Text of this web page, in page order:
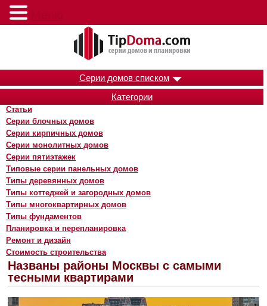
Серии домов списком
Категории
Статьи
Серии блочных домов
Серии кирпичных домов
Серии монолитных домов
Серии пятиэтажек
Типовые серии панельных домов
Типы деревянных домов
Типы коттеджей и загородных домов
Типы многоквартирных домов
Типы фундаментов
Планировка и перепланировка
Ремонт и дизайн
Стоимость строительства
Названы районы Москвы с самыми
тесными квартирами